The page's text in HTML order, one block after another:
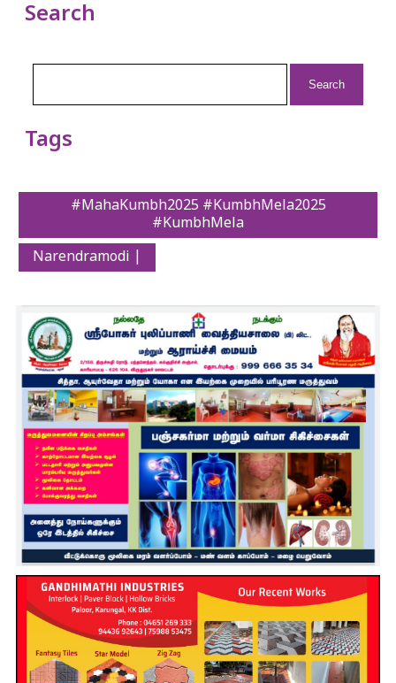
Search
Tags
#MahaKumbh2025 #KumbhMela2025
#KumbhMela
Narendramodi |